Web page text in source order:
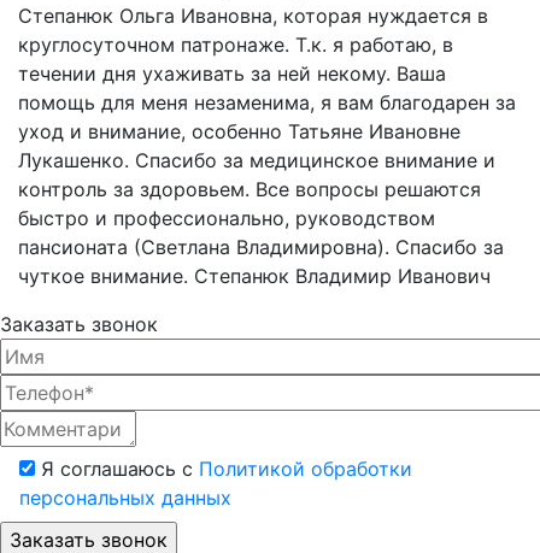
Степанюк Ольга Ивановна, которая нуждается в
круглосуточном патронаже. Т.к. я работаю, в
течении дня ухаживать за ней некому. Ваша
помощь для меня незаменима, я вам благодарен за
уход и внимание, особенно Татьяне Ивановне
Лукашенко. Спасибо за медицинское внимание и
контроль за здоровьем. Все вопросы решаются
быстро и профессионально, руководством
пансионата (Светлана Владимировна). Спасибо за
чуткое внимание. Степанюк Владимир Иванович
Заказать звонок
Я соглашаюсь с Политикой обработки
персональных данных